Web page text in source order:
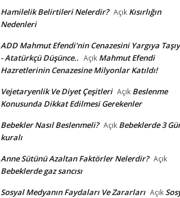
Hamilelik Belirtileri Nelerdir? Açık Kısırlığın
Nedenleri
ADD Mahmut Efendi'nin Cenazesini Yargıya
- Atatürkçü Düşünce.. Açık Mahmut Efendi
Hazretlerinin Cenazesine Milyonlar Katıldı!
Vejetaryenlik Ve Diyet Çeşitleri Açık Beslenme
Konusunda Dikkat Edilmesi Gerekenler
Bebekler Nasıl Beslenmeli? Açık Bebeklerde 3
kuralı
Anne Sütünü Azaltan Faktörler Nelerdir? Açık
Bebeklerde gaz sancısı
Sosyal Medyanın Faydaları Ve Zararları Açık